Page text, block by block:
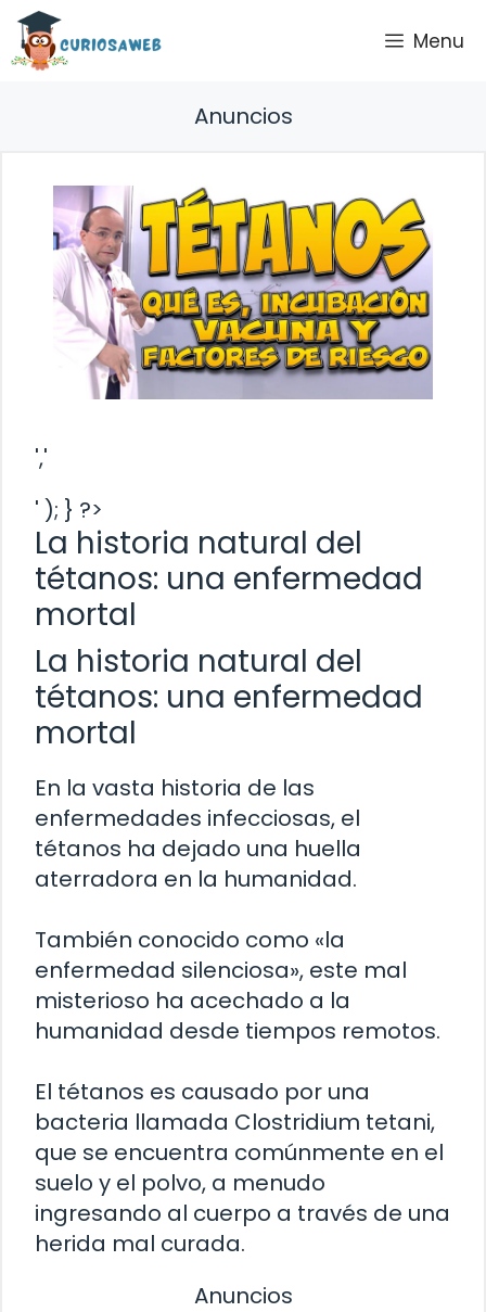
Saltar
contenido
Menu
Anuncios
','
' ); } ?>
La historia natural del
tétanos: una enfermedad
mortal
La historia natural del
tétanos: una enfermedad
mortal
En la vasta historia de las
enfermedades infecciosas, el
tétanos ha dejado una huella
aterradora en la humanidad.
También conocido como «la
enfermedad silenciosa», este mal
misterioso ha acechado a la
humanidad desde tiempos remotos.
El tétanos es causado por una
bacteria llamada Clostridium tetani,
que se encuentra comúnmente en el
suelo y el polvo, a menudo
ingresando al cuerpo a través de una
herida mal curada.
Anuncios